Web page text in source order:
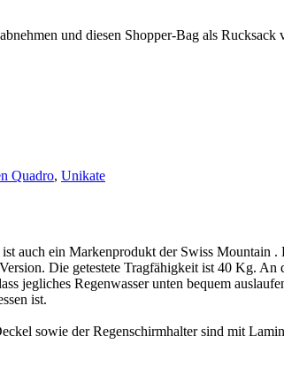
und diesen Shopper-Bag als
Quadro, Unikate
auch ein Markenprodukt der Swiss Mountain
Die getestete Tragfähigkeit ist 40 Kg. An
jegliches Regenwasser unten bequem
ist.
sowie der Regenschirmhalter sind mit